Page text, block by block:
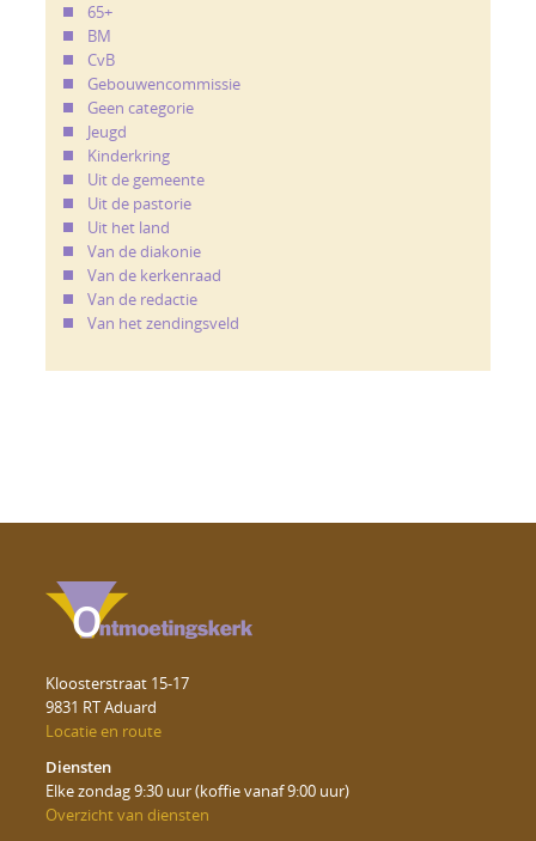
65+
BM
CvB
Gebouwencommissie
Geen categorie
Jeugd
Kinderkring
Uit de gemeente
Uit de pastorie
Uit het land
Van de diakonie
Van de kerkenraad
Van de redactie
Van het zendingsveld
Kloosterstraat 15-17
9831 RT Aduard
Locatie en route
Diensten
Elke zondag 9:30 uur (koffie vanaf 9:00 uur)
Overzicht van diensten